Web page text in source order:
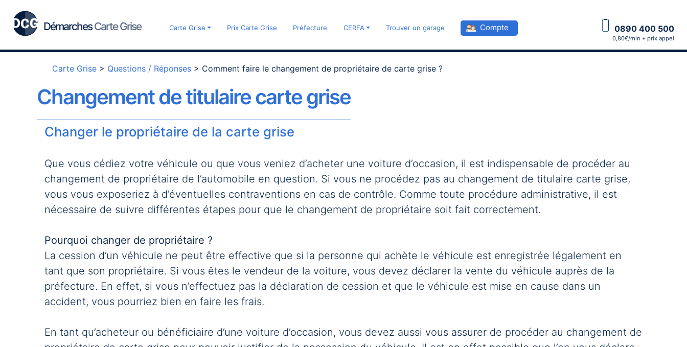
DémarchesCarte Grise Carte Grise Prix Carte Grise Préfecture CERFA Trouver un garage Compte 0890 400 500
0,80€/min + prix appel
Carte Grise > Questions / Réponses > Comment faire le changement de propriétaire de carte grise ?
Changement de titulaire carte grise
Changer le propriétaire de la carte grise
Que vous cédiez votre véhicule ou que vous veniez d’acheter une voiture d’occasion, il est indispensable de procéder au
changement de propriétaire de l’automobile en question. Si vous ne procédez pas au changement de titulaire carte grise,
vous vous exposeriez à d’éventuelles contraventions en cas de contrôle. Comme toute procédure administrative, il est
nécessaire de suivre différentes étapes pour que le changement de propriétaire soit fait correctement.
Pourquoi changer de propriétaire ?
La cession d’un véhicule ne peut être effective que si la personne qui achète le véhicule est enregistrée légalement en
tant que son propriétaire. Si vous êtes le vendeur de la voiture, vous devez déclarer la vente du véhicule auprès de la
préfecture. En effet, si vous n’effectuez pas la déclaration de cession et que le véhicule est mise en cause dans un
accident, vous pourriez bien en faire les frais.
En tant qu’acheteur ou bénéficiaire d’une voiture d’occasion, vous devez aussi vous assurer de procéder au changement de